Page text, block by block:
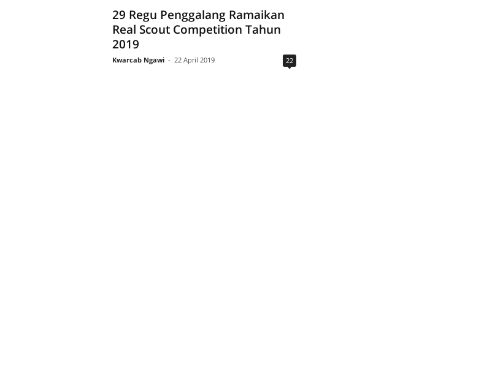
29 Regu Penggalang Ramaikan
Real Scout Competition Tahun
2019
Kwarcab Ngawi - 22 April 2019 22